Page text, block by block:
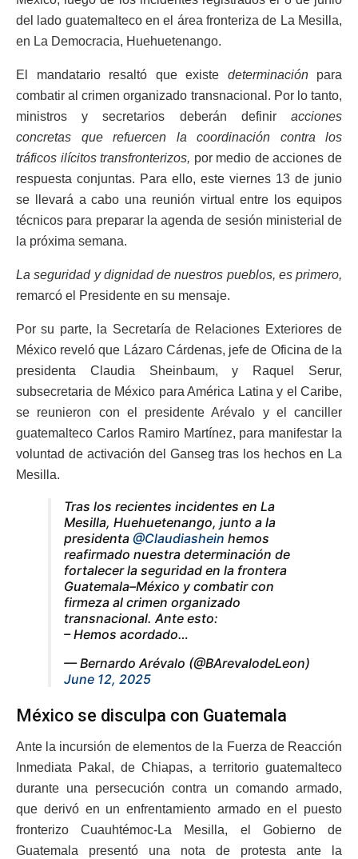
del lado guatemalteco en el área fronteriza de La Mesilla,
en La Democracia, Huehuetenango.
El mandatario resaltó que existe determinaciónpara
combatir al crimen organizado transnacional. Por lo tanto,
ministros y secretarios deberán definir acciones
concretas que refuercen la coordinación contra los
tráficos ilícitos transfronterizos, por medio de acciones de
respuesta conjuntas. Para ello, este viernes 13 de junio
se llevará a cabo una reunión virtual entre los equipos
técnicos para preparar la agenda de sesión ministerial de
la próxima semana.
La seguridad y dignidad de nuestros pueblos, es primero,
remarcó el Presidente en su mensaje.
Por su parte, la Secretaría de Relaciones Exteriores de
México reveló que Lázaro Cárdenas, jefe de Oficina de la
presidenta Claudia Sheinbaum, y Raquel Serur,
subsecretaria de México para América Latina y el Caribe,
se reunieron con el presidente Arévalo y el canciller
guatemalteco Carlos Ramiro Martínez, para manifestar la
voluntad de activación del Ganseg tras los hechos en La
Mesilla.
Tras los recientes incidentes en La
Mesilla, Huehuetenango, junto a la
presidenta @Claudiashein hemos
reafirmado nuestra determinación de
fortalecer la seguridad en la frontera
Guatemala–México y combatir con
firmeza al crimen organizado
transnacional. Ante esto:
– Hemos acordado…
— Bernardo Arévalo (@BArevalodeLeon)
June 12, 2025
México se disculpa con Guatemala
Ante la incursión de elementos de la Fuerza de Reacción
Inmediata Pakal, de Chiapas, a territorio guatemalteco
durante una persecución contra un comando armado,
que derivó en un enfrentamiento armado en el puesto
fronterizo Cuauhtémoc-La Mesilla, el Gobierno de
Guatemala presentó una nota de protesta ante la